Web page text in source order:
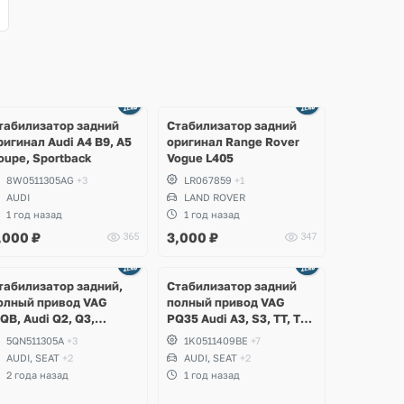
задний
Audi A4 B9, A5
Sportback
8W0511305AG +3
AUDI
1 год назад
₽ 365
Стабилизатор задний
оригинал Range Rover
Vogue L405
LR067859 +1
LAND ROVER
1 год назад
3,000 ₽ 347
задний,
привод VAG
Audi Q2, Q3,
Arteon,
B8, Tiguan
Golf 7, 8, T-Roc,
Kodiaq, Octavia,
5QN511305A +3
AUDI, SEAT +2
2 года назад
Стабилизатор задний
полный привод VAG
PQ35 Audi A3, S3, TT, TTS
Quattro, Volkswagen Golf
5 R32, 6 R, 4Motion,
Skoda Octavia A5 Scout,
Yeti, Superb, 4x4, Seat
1K0511409BE +7
AUDI, SEAT +2
1 год назад